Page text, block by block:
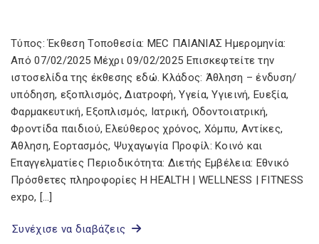
Τύπος: Έκθεση Τοποθεσία: MEC ΠΑΙΑΝΙΑΣ Ημερομηνία:
Από 07/02/2025 Μέχρι 09/02/2025 Επισκεφτείτε την
ιστοσελίδα της έκθεσης εδώ. Κλάδος: Άθληση – ένδυση/
υπόδηση, εξοπλισμός, Διατροφή, Υγεία, Υγιεινή, Ευεξία,
Φαρμακευτική, Εξοπλισμός, Ιατρική, Οδοντοιατρική,
Φροντίδα παιδιού, Ελεύθερος χρόνος, Χόμπυ, Αντίκες,
Άθληση, Εορτασμός, Ψυχαγωγία Προφίλ: Κοινό και
Επαγγελματίες Περιοδικότητα: Διετής Εμβέλεια: Εθνικό
Πρόσθετες πληροφορίες Η HEALTH | WELLNESS | FITNESS
expo, […]
Συνέχισε να διαβάζεις